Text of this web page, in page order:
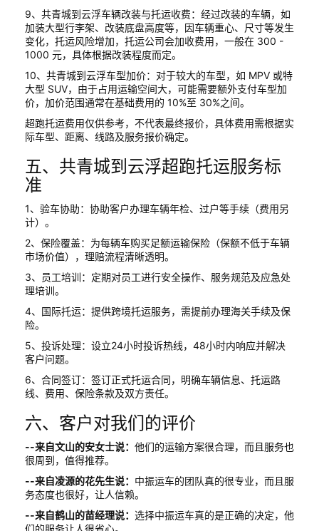
9、共青城到云浮车辆改装与托运收费：经过改装的车辆，如
加装大型行李架、改装底盘高度等，因车辆重心、尺寸等发生
变化，托运风险增加，托运公司会加收费用，一般在 300 -
1000 元，具体根据改装程度而定。
10、共青城到云浮车型加价：对于较大的车型，如 MPV 或特
大型 SUV，由于占用运输空间大，可能需要额外支付车型加
价，加价范围通常在基础费用的 10%至 30%之间。
超跑托运费用仅供参考，不代表最终报价，具体费用需根据实
际车型、距离、线路及服务报价确定。
五、共青城到云浮超跑托运服务标
准
1、验车协助：协助客户办理车辆年检、过户等手续（费用另
计）。
2、保险覆盖：为每辆车购买足额运输保险（保额不低于车辆
市场价值），理赔流程清晰透明。
3、员工培训：定期对员工进行安全操作、服务规范及应急处
理培训。
4、国际托运：提供跨境托运服务，需提前办理海关手续及保
险。
5、投诉处理：设立24小时投诉热线，48小时内响应并解决
客户问题。
6、合同签订：签订正式托运合同，明确车辆信息、托运路
线、费用、保险条款及双方责任。
六、客户对我们的评价
--来自文山的安女士说： 他们的运输方案很合理，而且服务也
很周到，值得推荐。
--来自凌源的花先生说： 中振运车的团队真的很专业，而且服
务态度也很好，让人信赖。
--来自鹤山的苗经理说： 选择中振运车真的是正确的决定，他
们的服务让人很省心。